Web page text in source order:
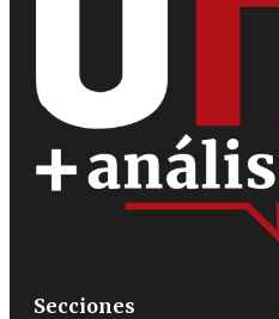
Secciones